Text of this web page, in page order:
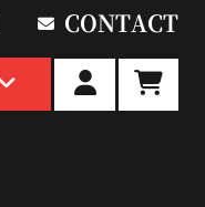
CONTACT